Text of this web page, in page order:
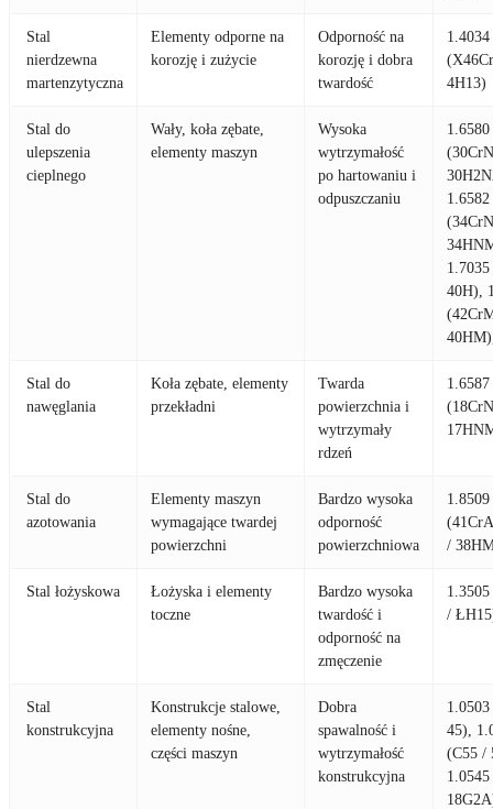
Stal
nierdzewna
martenzytyczna
Elementy odporne na
korozję i zużycie
Odporność na
korozję i dobra
twardość
1.4034
4H13)
Stal do
ulepszenia
cieplnego
Wały, koła zębate,
elementy maszyn
Wysoka
wytrzymałość
po hartowaniu i
odpuszczaniu
1.6580
1.6582
40H),
Stal do
nawęglania
Koła zębate, elementy
przekładni
Twarda
powierzchnia i
wytrzymały
rdzeń
1.6587
Stal do
azotowania
Elementy maszyn
wymagające twardej
powierzchni
Bardzo wysoka
odporność
powierzchniowa
1.8509
/
Stal łożyskowa
Łożyska i elementy
toczne
Bardzo wysoka
twardość i
odporność na
zmęczenie
/
Stal
konstrukcyjna
Konstrukcje stalowe,
elementy nośne,
części maszyn
Dobra
spawalność i
wytrzymałość
konstrukcyjna
45),
(C55 /